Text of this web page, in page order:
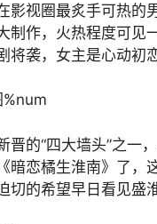
影视圈最炙手可热的
制作，火热程度可见
将袭，女主是心动初恋
晋的“四大墙头”之一
暗恋橘生淮南》了，
切的希望早日看见盛